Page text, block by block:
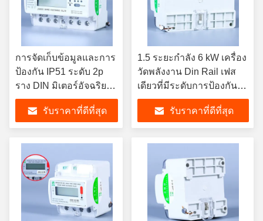
การจัดเก็บข้อมูลและการ
ป้องกัน IP51 ระดับ 2p
ราง DIN มิเตอร์อัจฉริยะ
เฟสเดียวสำหรับการวัดที่
แม่นยำรับราคาที่ดีที่สุด
1.5 ระยะกําลัง 6 kW เครื่อง
วัดพลังงาน Din Rail เฟส
เดียวที่มีระดับการป้องกัน
IP51 RS485/Modbus
RTU/wifi/NBรับราคาที่ดีที่สุด